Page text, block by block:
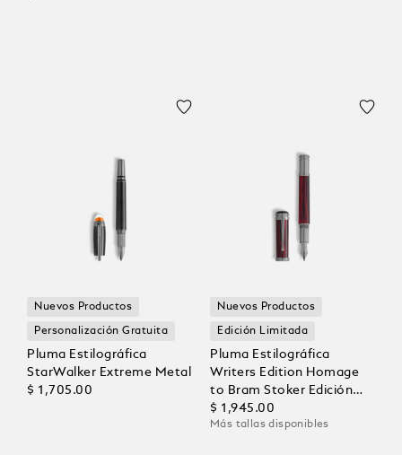
Nuevos Productos
Personalización Gratuita
Pluma Estilográfica
StarWalker Extreme Metal
$ 1,705.00
Nuevos Productos
Edición Limitada
Pluma Estilográfica
Writers Edition Homage
to Bram Stoker Edición
Limitada
$ 1,945.00
Más tallas disponibles